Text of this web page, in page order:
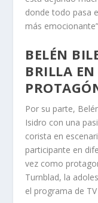
donde todo pasa
más
BELÉN
BRILLA
Por su parte,
Isidro con una
corista en
participante en
vez como
Turnblad, la
el programa de